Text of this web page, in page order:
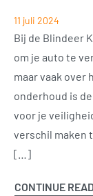
11 juli 2024
Bij de Blindeer
om je auto te
maar vaak over
onderhoud is
voor je
verschil maken
[…]
CONTINUE